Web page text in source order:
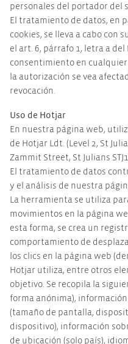
personales del portador del
El tratamiento de datos, en
cookies, se lleva a cabo con
el art. 6, párrafo 1, letra a del
consentimiento en
la autorización se vea
revocación.
Uso de Hotjar
En nuestra página web,
de Hotjar Ldt. (Level 2, St
Zammit Street, St Julians
El tratamiento de datos
y el análisis de nuestra
La herramienta se utiliza
movimientos en la página
esta forma, se crea un
comportamiento de
los clics en la página web
Hotjar utiliza, entre otros
objetivo. Se recopila la
forma anónima),
(tamaño de pantalla,
dispositivo), información
de ubicación (solo país),